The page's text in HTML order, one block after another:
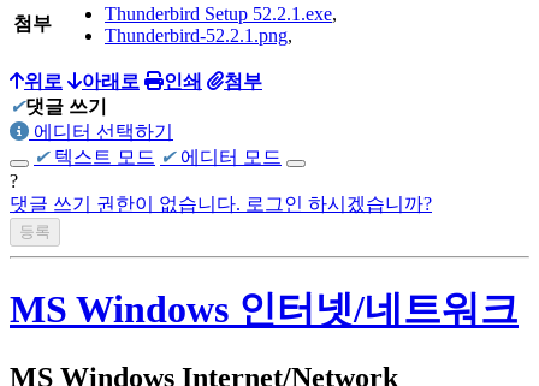
첨부 Thunderbird Setup 52.2.1.exe,
Thunderbird-52.2.1.png,
위로 아래로 인쇄
첨부
✔댓글 쓰기
에디터 선택하기
✔ 텍스트 모드 ✔ 에디터 모드
?
댓글 쓰기 권한이 없습니다. 로그인 하시겠습니까?
MS Windows 인터넷/네트워크
MS Windows Internet/Network